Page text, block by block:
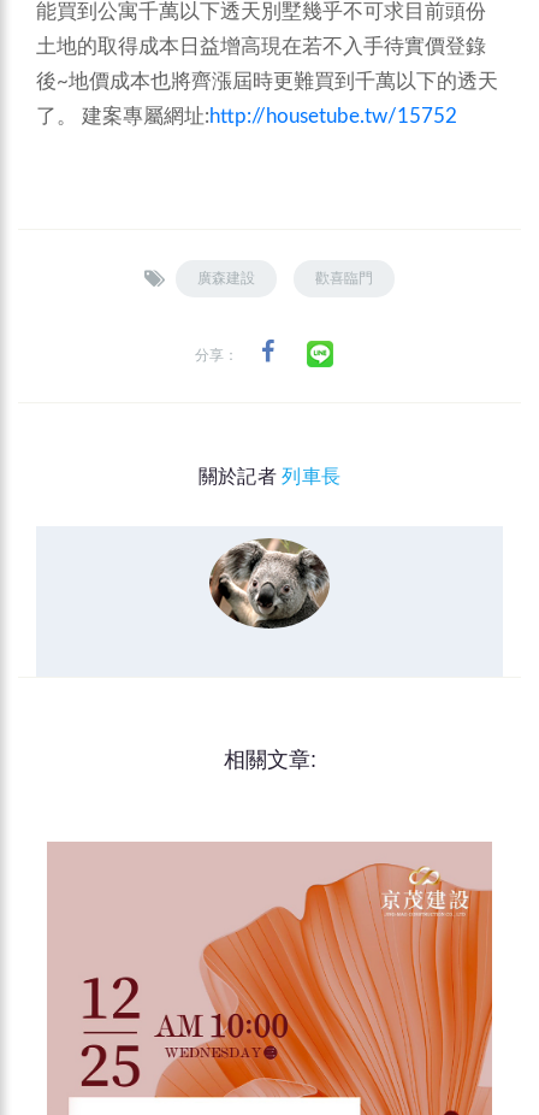
能買到公寓千萬以下透天別墅幾乎不可求目前頭份
土地的取得成本日益增高現在若不入手待實價登錄
後~地價成本也將齊漲屆時更難買到千萬以下的透天
了。 建案專屬網址:http://housetube.tw/15752
廣森建設 歡喜臨門
分享：
關於記者列車長
相關文章: